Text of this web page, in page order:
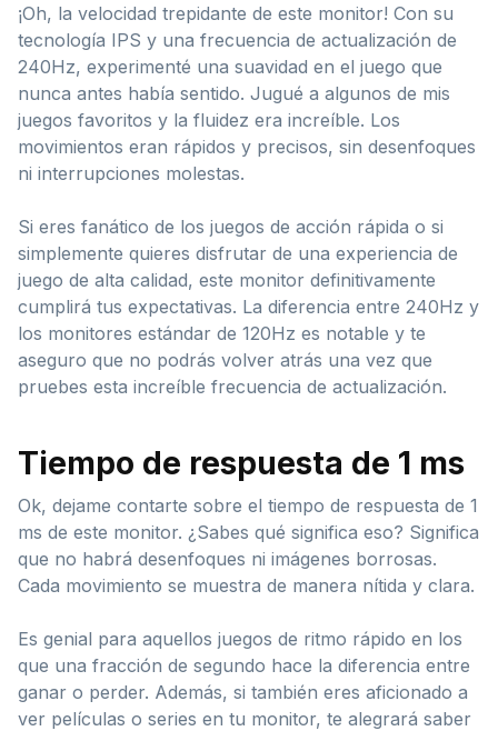
¡Oh, la velocidad trepidante de este monitor! Con su
tecnología IPS y una frecuencia de actualización de
240Hz, experimenté una suavidad en el juego que
nunca antes había sentido. Jugué a algunos de mis
juegos favoritos y la fluidez era increíble. Los
movimientos eran rápidos y precisos, sin desenfoques
ni interrupciones molestas.
Si eres fanático de los juegos de acción rápida o si
simplemente quieres disfrutar de una experiencia de
juego de alta calidad, este monitor definitivamente
cumplirá tus expectativas. La diferencia entre 240Hz y
los monitores estándar de 120Hz es notable y te
aseguro que no podrás volver atrás una vez que
pruebes esta increíble frecuencia de actualización.
Tiempo de respuesta de 1 ms
Ok, dejame contarte sobre el tiempo de respuesta de 1
ms de este monitor. ¿Sabes qué significa eso? Significa
que no habrá desenfoques ni imágenes borrosas.
Cada movimiento se muestra de manera nítida y clara.
Es genial para aquellos juegos de ritmo rápido en los
que una fracción de segundo hace la diferencia entre
ganar o perder. Además, si también eres aficionado a
ver películas o series en tu monitor, te alegrará saber